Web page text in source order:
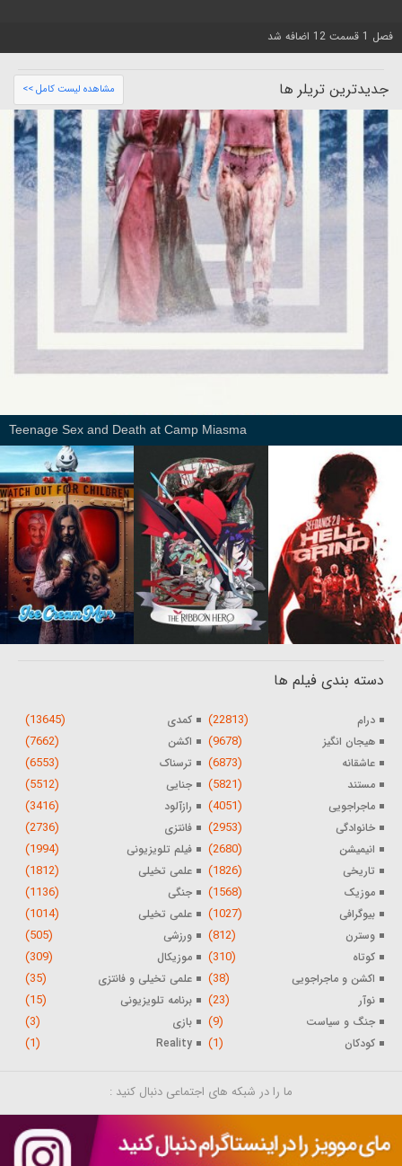
فصل 1 قسمت 12 اضافه شد
جدیدترین تریلر ها مشاهده لیست کامل >>
Teenage Sex and Death at Camp Miasma
دسته بندی فیلم ها
درام (22813) کمدی (13645)
هیجان انگیز (9678) اکشن (7662)
عاشقانه (6873) ترسناک (6553)
مستند (5821) جنایی (5512)
ماجراجویی (4051) رازآلود (3416)
خانوادگی (2953) فانتزی (2736)
انیمیشن (2680) فیلم تلویزیونی (1994)
تاریخی (1826) علمی تخیلی (1812)
موزیک (1568) جنگی (1136)
بیوگرافی (1027) علمی تخیلی (1014)
وسترن (812) ورزشی (505)
کوتاه (310) موزیکال (309)
اکشن و ماجراجویی (38) علمی تخیلی و فانتزی (35)
نوآر (23) برنامه تلویزیونی (15)
جنگ و سیاست (9) بازی (3)
کودکان (1)
Reality
(1)
ما را در شبکه های اجتماعی دنبال کنید :